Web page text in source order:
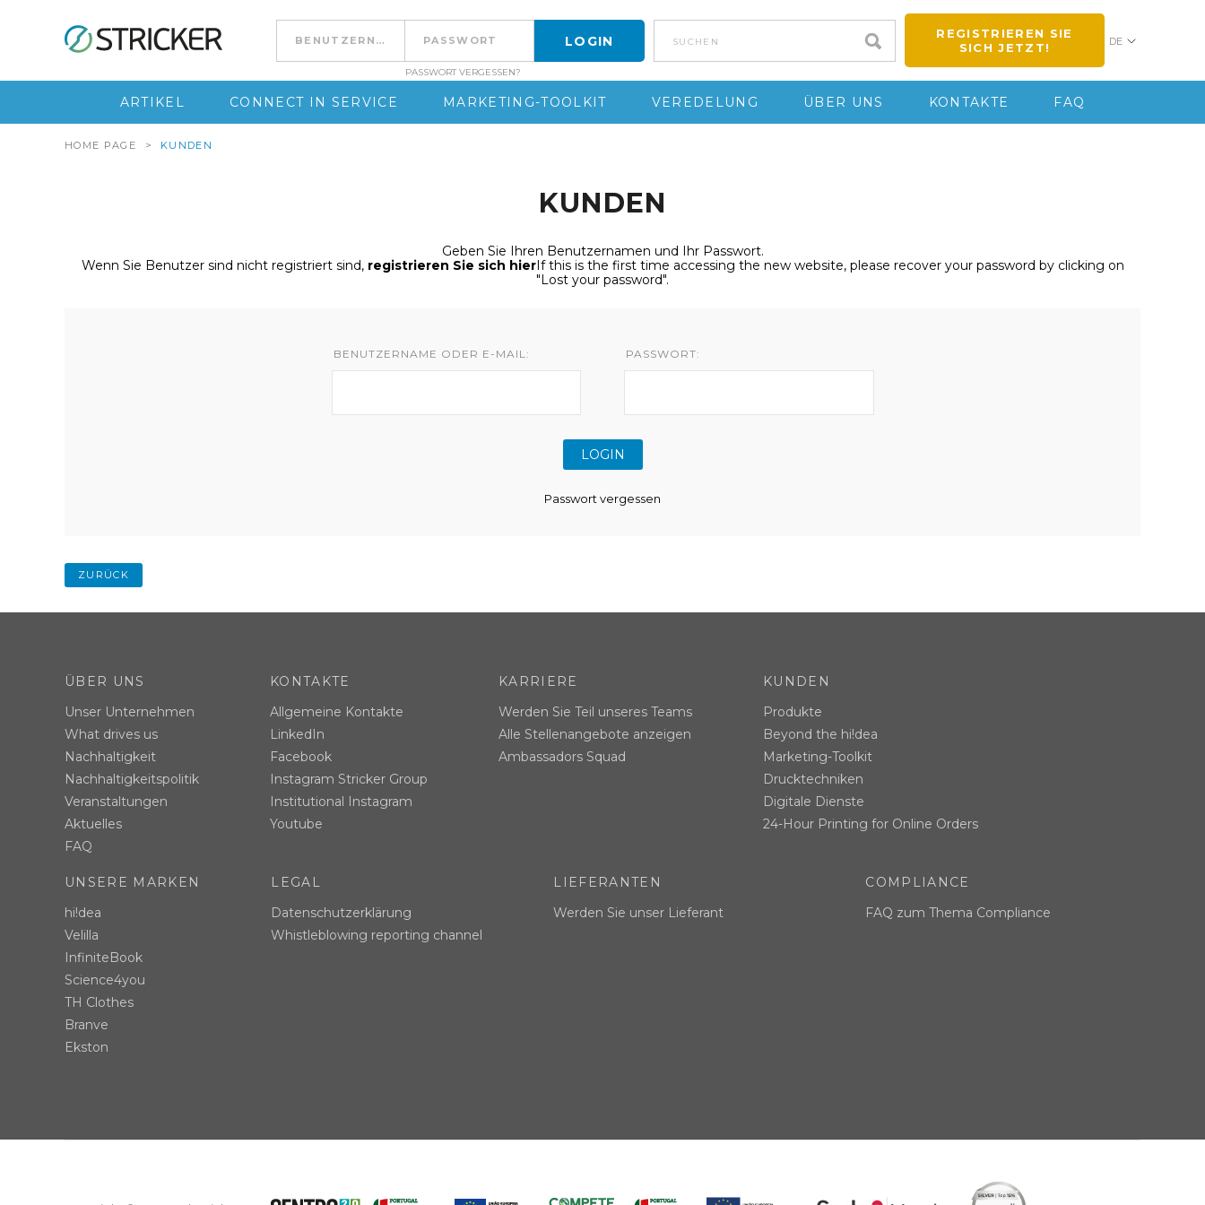
Go to content
PASSWORT VERGESSEN?
suchen
REGISTRIEREN SIE
SICH JETZT!
DE
ARTIKEL CONNECT IN SERVICE MARKETING-TOOLKIT VEREDELUNG ÜBER UNS KONTAKTE FAQ
HOME PAGE > KUNDEN
KUNDEN
Geben Sie Ihren Benutzernamen und Ihr Passwort.
Wenn Sie Benutzer sind nicht registriert sind, registrieren Sie sich hierIf this is the first time accessing the new website, please recover your password by clicking on
"Lost your password".
BENUTZERNAME ODER E-MAIL: PASSWORT:
Passwort vergessen
ZURÜCK
ÜBER UNS
Unser Unternehmen
What drives us
Nachhaltigkeit
Nachhaltigkeitspolitik
Veranstaltungen
Aktuelles
FAQ
KONTAKTE
Allgemeine Kontakte
LinkedIn
Facebook
Instagram Stricker Group
Institutional Instagram
Youtube
KARRIERE
Werden Sie Teil unseres Teams
Alle Stellenangebote anzeigen
Ambassadors Squad
KUNDEN
Produkte
Beyond the hi!dea
Marketing-Toolkit
Drucktechniken
Digitale Dienste
24-Hour Printing for Online Orders
UNSERE MARKEN
hi!dea
Velilla
InfiniteBook
Science4you
TH Clothes
Branve
Ekston
LEGAL
Datenschutzerklärung
Whistleblowing reporting channel
LIEFERANTEN
Werden Sie unser Lieferant
COMPLIANCE
FAQ zum Thema Compliance